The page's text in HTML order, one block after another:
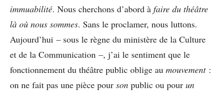
immuabilité. Nous cherchons d’abord à faire du théâtre
là où nous sommes. Sans le proclamer, nous luttons.
Aujourd’hui – sous le règne du ministère de la Culture
et de la Communication –, j’ai le sentiment que le
fonctionnement du théâtre public oblige au mouvement:
on ne fait pas une pièce pour son public ou pour un